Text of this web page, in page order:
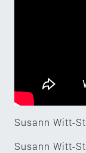
Susann Witt-
Susann Witt-